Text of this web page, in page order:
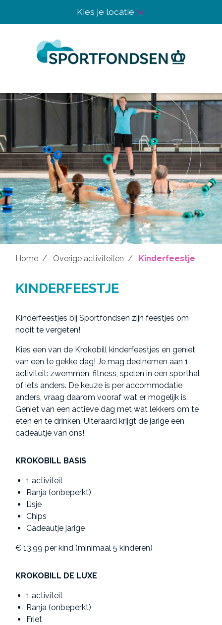
Kies je locatie
Home Overige activiteiten Kinderfeestje
KINDERFEESTJE
Kinderfeestjes bij Sportfondsen zijn feestjes om
nooit te vergeten!
Kies een van de Krokobill kinderfeestjes en geniet
van een te gekke dag! Je mag deelnemen aan 1
activiteit: zwemmen, fitness, spelen in een sporthal
of iets anders. De keuze is per accommodatie
anders, vraag daarom vooraf wat er mogelijk is.
Geniet van een actieve dag met wat lekkers om te
eten en te drinken. Uiteraard krijgt de jarige een
cadeautje van ons!
KROKOBILL BASIS
1 activiteit
Ranja (onbeperkt)
IJsje
Chips
Cadeautje jarige
€ 13,99 per kind (minimaal 5 kinderen)
KROKOBILL DE LUXE
1 activiteit
Ranja (onbeperkt)
Friet